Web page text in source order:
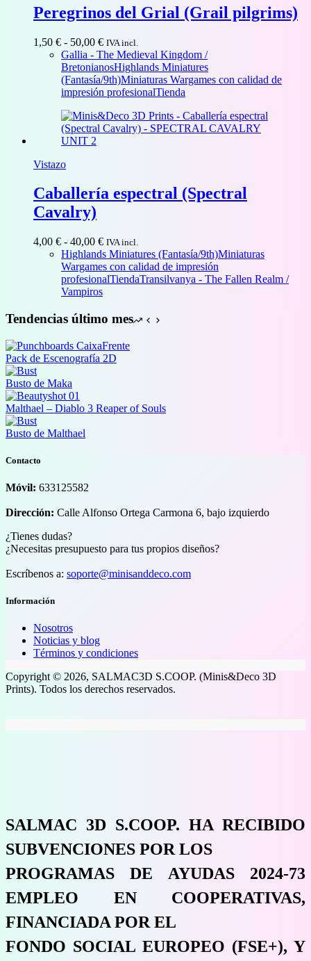
Peregrinos del Grial (Grail pilgrims)
1,50 € - 50,00 €Rango
de
precios:
desde
1,50 €
50,00 €
IVA incl.
Gallia - The Medieval Kingdom /
BretonianosHighlands Miniatures
(Fantasía/9th)Miniaturas Wargames con calidad de
impresión profesionalTienda
Vistazo
Caballería espectral (Spectral
Cavalry)
4,00 € - 40,00 €Rango
de
precios:
desde
40,00 €
IVA incl.
Highlands Miniatures (Fantasía/9th)Miniaturas
Wargames con calidad de impresión
profesionalTiendaTransilvanya - The Fallen Realm /
Vampiros
Tendencias último mes
Pack de Escenografía 2D
Busto de Maka
Malthael – Diablo 3 Reaper of Souls
Busto de Malthael
Contacto
Móvil: 633125582
Dirección: Calle Alfonso Ortega Carmona 6, bajo izquierdo
¿Tienes dudas?
¿Necesitas presupuesto para tus propios diseños?
Escríbenos a: soporte@minisanddeco.com
Información
Nosotros
Noticias y blog
Términos y condiciones
Copyright © 2026, SALMAC3D S.COOP. (Minis&Deco 3D
Prints). Todos los derechos reservados.
SALMAC 3D S.COOP. HA RECIBIDO
SUBVENCIONES POR LOS
PROGRAMAS DE AYUDAS 2024-73
EMPLEO EN COOPERATIVAS,
FINANCIADA POR EL
FONDO SOCIAL EUROPEO (FSE+), Y